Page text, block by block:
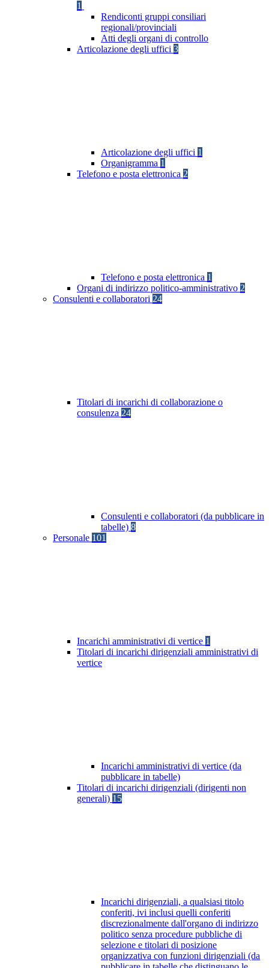
1
Rendiconti gruppi consiliari
regionali/provinciali
Atti degli organi di controllo
Articolazione degli uffici 3
Articolazione degli uffici 1
Organigramma 1
Telefono e posta elettronica 2
Telefono e posta elettronica 1
Organi di indirizzo politico-amministrativo 2
Consulenti e collaboratori 24
Titolari di incarichi di collaborazione o
consulenza 24
Consulenti e collaboratori (da pubblicare in
tabelle) 8
Personale 101
Incarichi amministrativi di vertice 1
Titolari di incarichi dirigenziali amministrativi di
vertice
Incarichi amministrativi di vertice (da
pubblicare in tabelle)
Titolari di incarichi dirigenziali (dirigenti non
generali) 15
Incarichi dirigenziali, a qualsiasi titolo
conferiti, ivi inclusi quelli conferiti
discrezionalmente dall'organo di indirizzo
politico senza procedure pubbliche di
selezione e titolari di posizione
organizzativa con funzioni dirigenziali (da